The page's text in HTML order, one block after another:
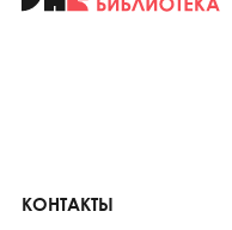
КОНТАКТЫ